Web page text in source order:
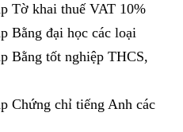
Tờ khai thuế VAT 10%
Bằng đại học các loại
Bằng tốt nghiệp THCS,
Chứng chỉ tiếng Anh các